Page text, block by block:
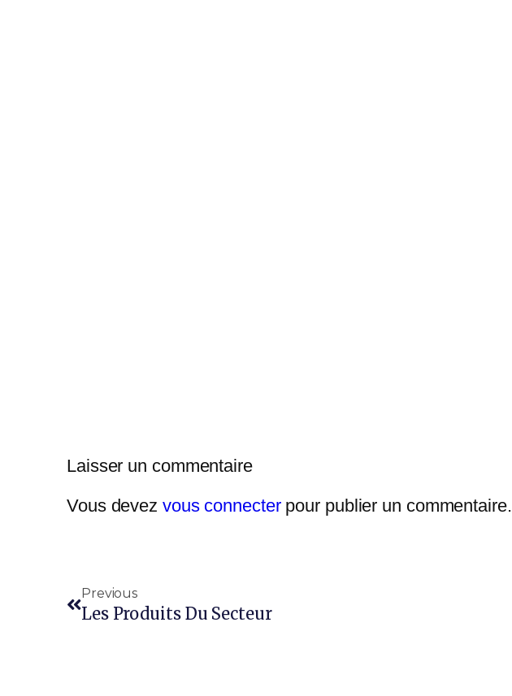
Laisser un commentaire
Vous devez vous connecterpour publier un commentaire.
Previous
Les Produits Du Secteur